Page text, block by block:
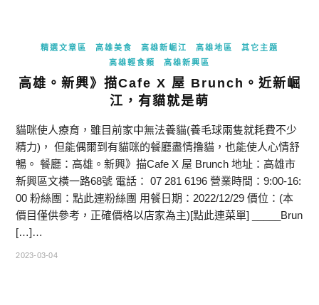
精選文章區 高雄美食 高雄新崛江 高雄地區
其它主題
高雄輕食類
高雄新興區
高雄。新興》描Cafe X 屋 Brunch。近新崛
江，有貓就是萌
貓咪使人療育，雖目前家中無法養貓(養毛球兩隻就耗費不少
精力)， 但能偶爾到有貓咪的餐廳盡情撸貓，也能使人心情舒
暢。 餐廳：高雄。新興》描Cafe X 屋 Brunch 地址：高雄市
新興區文橫一路68號 電話： 07 281 6196 營業時間：9:00-16:
00 粉絲團：點此連粉絲團 用餐日期：2022/12/29 價位：(本
價目僅供參考，正確價格以店家為主)[點此連菜單] _____Brun
[…]…
2023-03-04